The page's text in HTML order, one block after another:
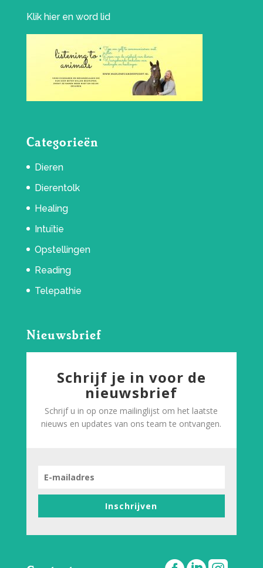
Klik hieren word lid
Categorieën
Dieren
Dierentolk
Healing
Intuïtie
Opstellingen
Reading
Telepathie
Nieuwsbrief
Schrijf je in voor de
nieuwsbrief
Schrijf u in op onze mailinglijst om het laatste
nieuws en updates van ons team te ontvangen.
Inschrijven